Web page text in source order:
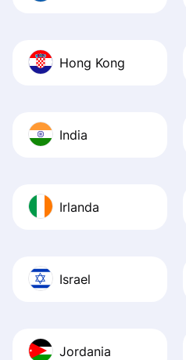
Hong Kong
India
Irlanda
Israel
Jordania